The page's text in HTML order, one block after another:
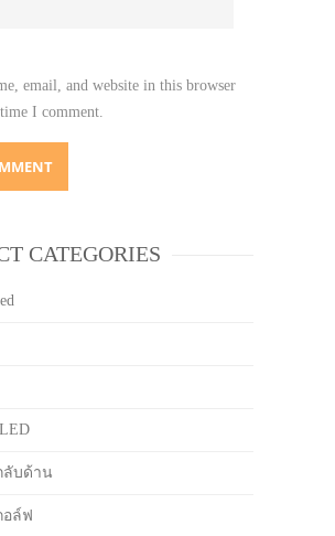
email, and website in this browser
I comment.
CATEGORIES
ลับด้าน
อล์ฟ